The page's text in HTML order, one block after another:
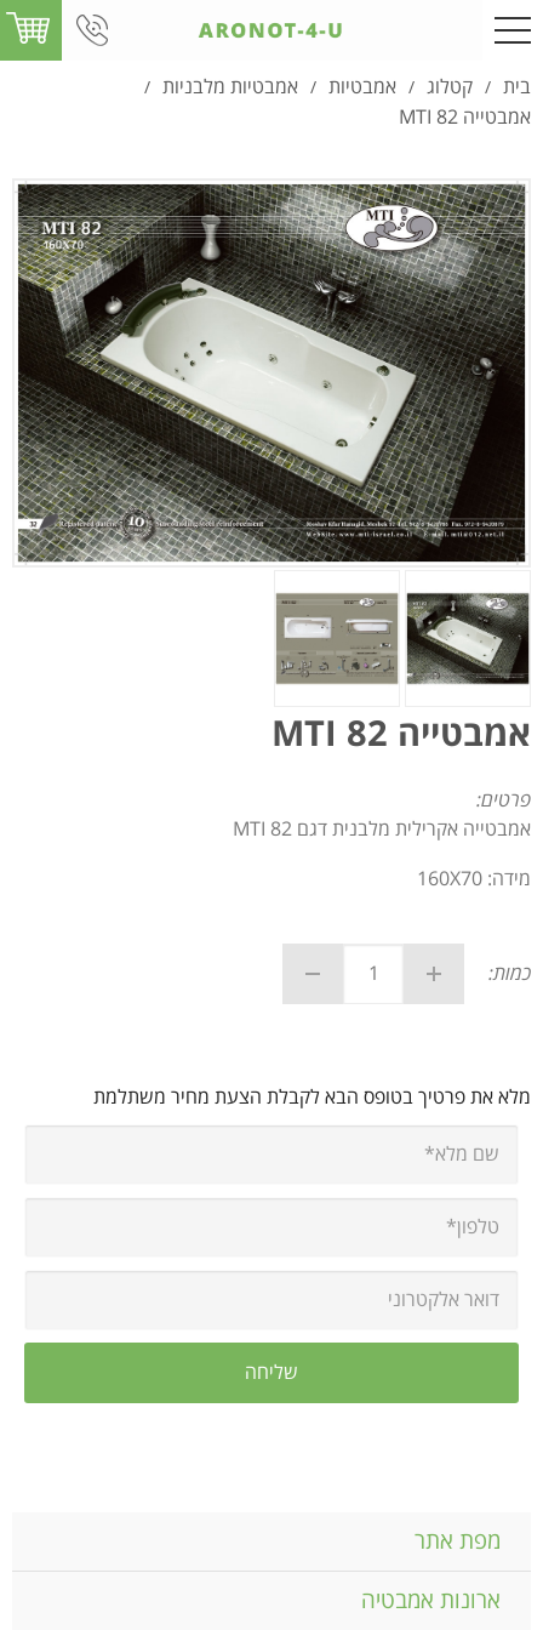
בית / קטלוג / אמבטיות / אמבטיות מלבניות /
אמבטייה MTI 82
אמבטייה MTI 82
פרטים:
אמבטייה אקרילית מלבנית דגם MTI 82
מידה: 160X70
כמות:
מלא את פרטיך בטופס הבא לקבלת הצעת מחיר משתלמת
מפת אתר
ארונות אמבטיה